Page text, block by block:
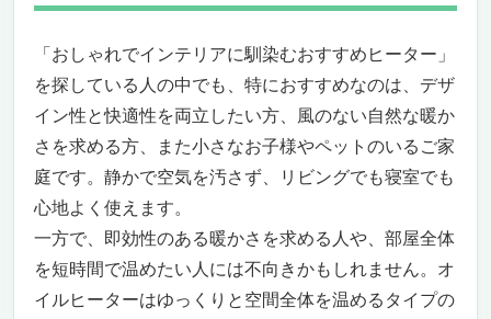
「おしゃれでインテリアに馴染むおすすめヒーター」
を探している人の中でも、特におすすめなのは、デザ
イン性と快適性を両立したい方、風のない自然な暖か
さを求める方、また小さなお子様やペットのいるご家
庭です。静かで空気を汚さず、リビングでも寝室でも
心地よく使えます。
一方で、即効性のある暖かさを求める人や、部屋全体
を短時間で温めたい人には不向きかもしれません。オ
イルヒーターはゆっくりと空間全体を温めるタイプの